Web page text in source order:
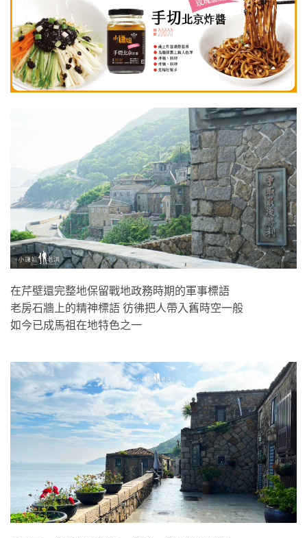
在芹壁還完整地保留戰地政務時期的軍事標語
老房石牆上的精神標語 彷彿把人帶入舊時空一般
如今已成馬祖在地特色之一